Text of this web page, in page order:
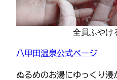
全員ふやけ
八甲田温泉公式ページ
ぬるめのお湯にゆっくり浸